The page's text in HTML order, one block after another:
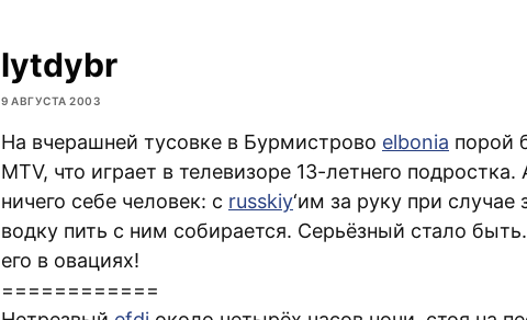
lytdybr
9 АВГУСТА 2003
На вчерашней тусовке в Бурмистрово elbonia порой
MTV, что играет в телевизоре 13-летнего подростка.
ничего себе человек: с russkiy‘им за руку при случае
водку пить с ним собирается. Серьёзный стало
его в овациях!
============